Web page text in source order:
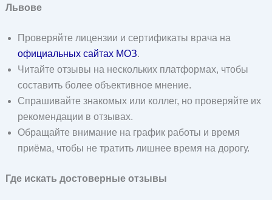
Львове
Проверяйте лицензии и сертификаты врача на
официальных сайтах МОЗ.
Читайте отзывы на нескольких платформах, чтобы
составить более объективное мнение.
Спрашивайте знакомых или коллег, но проверяйте их
рекомендации в отзывах.
Обращайте внимание на график работы и время
приёма, чтобы не тратить лишнее время на дорогу.
Где искать достоверные отзывы